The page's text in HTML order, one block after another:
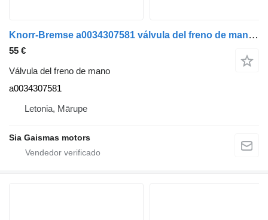
Knorr-Bremse a0034307581 válvula del freno de mano para autobús
55 €
Válvula del freno de mano
a0034307581
Letonia, Mārupe
Sia Gaismas motors